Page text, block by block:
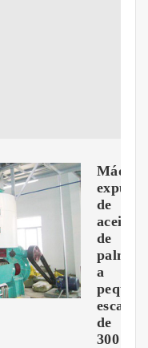
de
aceite
de
palma
a
escala
de
300